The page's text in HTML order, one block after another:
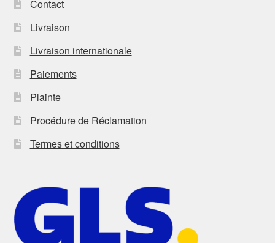
Contact
Livraison
Livraison internationale
Paiements
Plainte
Procédure de Réclamation
Termes et conditions